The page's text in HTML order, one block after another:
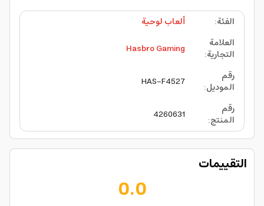
الفئة:
ألعاب لوحية
العلامة
التجارية:
Hasbro Gaming
رقم
الموديل:
HAS-F4527
رقم
المنتج:
4260631
التقييمات
0.0